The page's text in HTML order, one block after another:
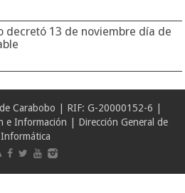
decretó 13 de noviembre día de
Carabobo | RIF: G-20000152-6 |
e Información | Dirección General de
Informática